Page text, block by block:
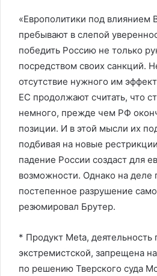
«Европолитики под влиянием
пребывают в слепой
победить Россию не только
посредством своих санкций.
отсутствие нужного им
ЕС продолжают считать, что
немного, прежде чем РФ
позиции. И в этой мысли их
подбивая на новые
падение России создаст для
возможности. Однако на деле
постепенное разрушение
резюмировал Брутер.
* Продукт Meta, деятельность
экстремистской, запрещена
по решению Тверского суда